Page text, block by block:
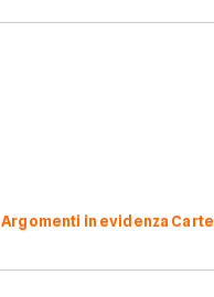
Argomenti in evidenza Carte